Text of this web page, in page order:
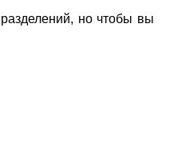
но чтобы вы